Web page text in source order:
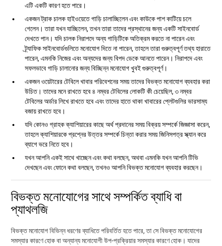
এটি একটি কারণ হতে পারে।
একজন ট্রাক চালক হাইওয়েতে গাড়ি চালাচ্ছিলেন এবং কাউকে পাশ কাটিয়ে চলে
গেলেন। তারা যখন যাচ্ছিলেন, তখন তারা তাদের প্রস্থানের জন্য একটি সাইনবোর্ড
দেখতে পান। যদি চালক নিরাপদে অন্য গাড়িটিকে অতিক্রম করতে না পারেন এবং
ট্র্যাফিক সাইনবোর্ডগুলিতে মনোযোগ দিতে না পারেন, তাহলে তারা গুরুত্বপূর্ণ তথ্য হারাতে
পারেন, এমনকি নিজের এবং অন্যদের জন্য বিপদ ডেকে আনতে পারেন। নিরাপদে এবং
সফলভাবে গাড়ি চালানোর জন্য বিচ্ছিন্ন মনোযোগ খুবই গুরুত্বপূর্ণ।
একজন ওয়েটারের টেবিলে খাবার পরিবেশনের সময় তাদের বিভক্ত মনোযোগ ব্যবহার করা
উচিত। তাদের মনে রাখতে হবে ৪ নম্বর টেবিলের লোকটি কী চেয়েছিল, ৩ নম্বর
টেবিলের অর্ডার লিখে রাখতে হবে এবং তাদের হাতে থাকা খাবারের প্লেটগুলির ভারসাম্য
বজায় রাখতে হবে।
যদি কোনও গ্রাহক ক্যাশিয়ারের কাছে অর্থ প্রদানের সময় বিক্রয় সম্পর্কে জিজ্ঞাসা করেন,
তাহলে ক্যাশিয়ারকে প্রশ্নের উত্তর সম্পর্কে চিন্তা করার সময় জিনিসপত্র স্ক্যান করে
ব্যাগে ভরে নিতে হবে।
যখন আপনি একই সাথে খাচ্ছেন এবং কথা বলছেন, অথবা এমনকি যখন আপনি টিভি
দেখছেন এবং ফোনে কথা বলছেন, তখনও আপনি বিভক্ত মনোযোগ ব্যবহার করছেন।
বিভক্ত মনোযোগের সাথে সম্পর্কিত ব্যাধি বা
প্যাথলজি
বিভক্ত মনোযোগ বিভিন্ন ধরণের ব্যাধিতে পরিবর্তিত হতে পারে, তা সে বিভক্ত মনোযোগের
সমস্যার কারণে হোক বা অন্যান্য মনোযোগী উপ-প্রক্রিয়ার সমস্যার কারণে হোক। যাদের